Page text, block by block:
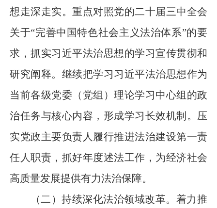
想走深走实。 重点对照党的二十届三中全会
关于“完善中国特色社会主义法治体系”的要
求，抓实习近平法治思想的学习宣传贯彻和
研究阐释。继续把学习习近平法治思想作为
当前各级党委（党组）理论学习中心组的政
治任务与核心内容，形成学习长效机制。压
实党政主要负责人履行推进法治建设第一责
任人职责，抓好年度述法工作，为经济社会
高质量发展提供有力法治保障。
（二）持续深化法治领域改革。 着力推